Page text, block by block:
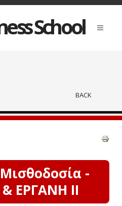
School
BACK
-
ΕΡΓΑΝΗ ΙΙ